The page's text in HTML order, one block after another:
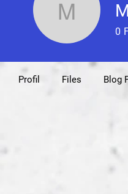
0
Profil Files Blog